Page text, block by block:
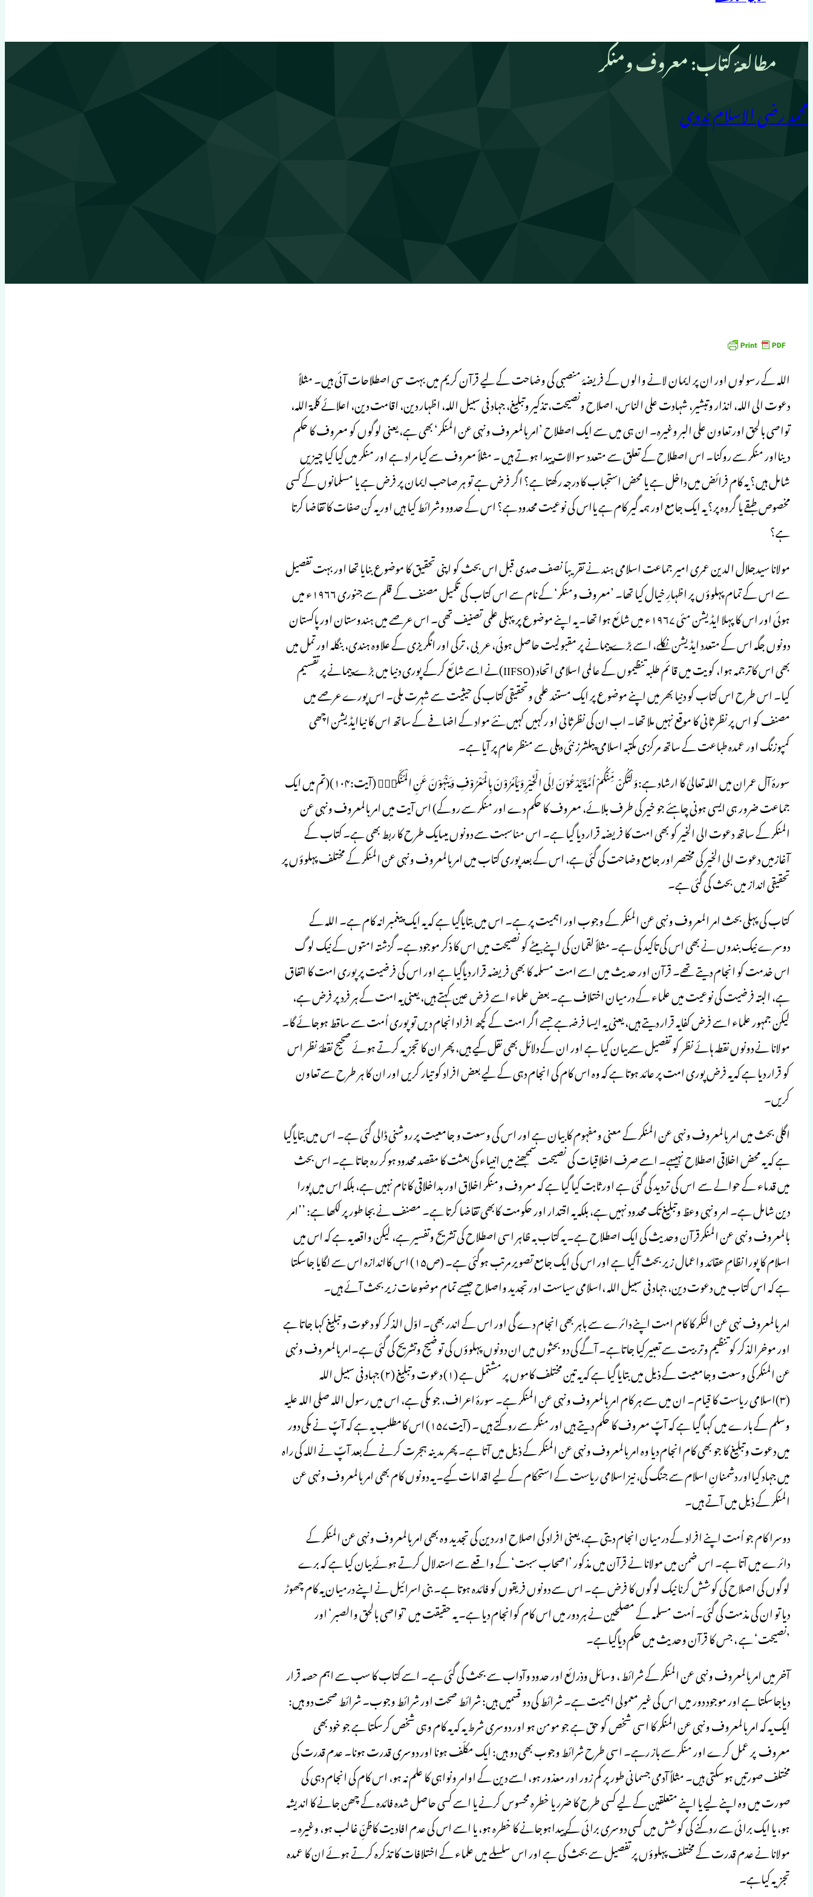
مطالعۂ کتاب: معروف ومنکر
محمد رضی الاسلام ندوی
اللہ کے رسولوں اور ان پر ایمان لانے والوں کے فریضۂ منصبی کی وضاحت کے لیے قرآن کریم میں بہت سی اصطلاحات آئی ہیں۔ مثلاً
دعوت الی اللہ، انذار وتبشیر، شہادت علی الناس، اصلاح ونصیحت، تذکیر وتبلیغ، جہاد فی سبیل اللہ، اظہار دین، اقامت دین، اعلائے کلمۃ اللہ،
تواصی بالحق اور تعاون علی البر وغیرہ۔ ان ہی میں سے ایک اصطلاح ’امر بالمعروف ونہی عن المنکر‘ بھی ہے، یعنی لوگوں کو معروف کا حکم
دینااور منکر سے روکنا۔ اس اصطلاح کے تعلق سے متعدد سوالات پیدا ہوتے ہیں ۔ مثلاً معروف سے کیا مراد ہے اور منکر میں کیا کیا چیزیں
شامل ہیں؟ یہ کام فرائض میں داخل ہے یا محض استحباب کا درجہ رکھتا ہے؟ اگر فرض ہے تو ہر صاحب ایمان پر فرض ہے یا مسلمانوں کے کسی
مخصوص طبقے یا گروہ پر؟ یہ ایک جامع اور ہمہ گیر کام ہے یااس کی نوعیت محدود ہے؟ اس کے حدود وشرائط کیا ہیں اور یہ کن صفات کا تقاضا کرتا
ہے؟
مولانا سیدجلال الدین عمری امیر جماعت اسلامی ہند نے تقریباً نصف صدی قبل اس بحث کو اپنی تحقیق کا موضوع بنایا تھا اور بہت تفصیل
سے اس کے تمام پہلوؤں پر اظہارِ خیال کیا تھا۔ ’معروف ومنکر‘ کے نام سے اس کتاب کی تکمیل مصنف کے قلم سے جنوری ۱۹۶۶ء میں
ہوئی اور اس کا پہلا ایڈیشن مئی ۱۹۶۷ء میں شائع ہوا تھا۔ یہ اپنے موضوع پر پہلی علمی تصنیف تھی۔ اس عرصے میں ہندوستان اور پاکستان
دونوں جگہ اس کے متعدد ایڈیشن نکلے، اسے بڑے پیمانے پر مقبولیت حاصل ہوئی، عربی ، ترکی اور انگریزی کے علاوہ ہندی، بنگلہ اور تمل میں
بھی اس کاترجمہ ہوا، کویت میں قائم طلبہ تنظیموں کے عالمی اسلامی اتحاد (IIFSO)نے اسے شائع کرکے پوری دنیا میں بڑے پیمانے پر تقسیم
کیا۔ اس طرح اس کتاب کو دنیا بھر میں اپنے موضوع پر ایک مستند علمی وتحقیقی کتاب کی حیثیت سے شہرت ملی۔ اس پورے عرصے میں
مصنف کو اس پر نظر ثانی کا موقع نہیں ملا تھا۔ اب ان کی نظرثانی او رکہیں کہیں نئے مواد کے اضافے کے ساتھ اس کا نیاایڈیشن اچھی
کمپوزنگ اور عمدہ طباعت کے ساتھ مرکزی مکتبہ اسلامی پبلشرز نئی دہلی سے منظر عام پر آیا ہے۔
سورۂ آل عمران میں اللہ تعالیٰ کا ارشاد ہے:وَلْتَكُنْ مِّنْكُمْ اُمَّۃٌ يَّدْعُوْنَ اِلَى الْخَيْرِ وَيَاْمُرُوْنَ بِالْمَعْرُوْفِ وَيَنْہَوْنَ عَنِ الْمُنْكَرِۭ (آیت:۱۰۴)(تم میں ایک
جماعت ضرور ہی ایسی ہونی چاہئے جو خیر کی طرف بلائے، معروف کا حکم دے اور منکر سے روکے) اس آیت میں امر بالمعروف ونہی عن
المنکر کے ساتھ دعوت الی الخیر کو بھی امت کا فریضہ قرار دیا گیا ہے۔ اس مناسبت سے دونوں میںایک طرح کا ربط بھی ہے۔ کتاب کے
آغازمیں دعوت الی الخیر کی مختصر اور جامع وضاحت کی گئی ہے، اس کے بعد پوری کتاب میں امر بالمعروف ونہی عن المنکر کے مختلف پہلوؤں پر
تحقیقی انداز میں بحث کی گئی ہے۔
کتاب کی پہلی بحث امر المعروف ونہی عن المنکر کے وجوب اور اہمیت پر ہے۔ اس میں بتایاگیا ہے کہ یہ ایک پیغمبر انہ کام ہے۔ اللہ کے
دوسرے نیک بندوں نے بھی اس کی تاکید کی ہے۔ مثلاً لقمان کی اپنے بیٹے کو نصیحت میں اس کا ذکر موجود ہے۔ گزشتہ امتوں کے نیک لوگ
اس خدمت کو انجام دیتے تھے۔ قرآن اور حدیث میں اسے امت مسلمہ کا بھی فریضہ قرار دیاگیا ہے اور اس کی فرضیت پر پوری امت کا اتفاق
ہے، البتہ فرضیت کی نوعیت میں علماء کے درمیان اختلاف ہے۔ بعض علماء اسے فرض عین کہتے ہیں، یعنی یہ امت کے ہر فرد پر فرض ہے،
لیکن جمہور علماء اسے فرض کفایہ قرار دیتے ہیں، یعنی یہ ایسا فرضـ ہے جسے اگر امت کے کچھ افراد انجام دیں تو پوری اُمت سے ساقط ہوجائے گا۔
مولانا نے دونوں نقطہ ہائے نظر کو تفصیل سے بیان کیا ہے اور ان کے دلائل بھی نقل کیے ہیں، پھر ان کا تجزیہ کرتے ہوئے صحیح نقطۂ نظر اس
کو قرار دیا ہے کہ یہ فرض پوری امت پر عائد ہوتا ہے کہ وہ اس کام کی انجام دہی کے لیے بعض افراد کو تیار کریں اور ان کا ہر طرح سے تعاون
کریں۔
اگلی بحث میں امر بالمعروف ونہی عن المنکر کے معنی ومفہوم کابیان ہے اور اس کی وسعت و جامعیت پر روشنی ڈالی گئی ہے۔ اس میں بتایاگیا
ہے کہ یہ محض اخلاقی اصطلاح نہیںہے۔ اسے صرف اخلاقیات کی نصیحت سمجھنے میں انبیاء کی بعثت کا مقصد محدود ہوکر رہ جاتا ہے۔ اس بحث
میں قدماء کے حوالے سے اس کی تردید کی گئی ہے اور ثابت کیا گیا ہے کہ معروف ومنکر اخلاق اور بداخلاقی کا نام نہیں ہے، بلکہ اس میں پورا
دین شامل ہے۔ امر ونہی وعظ وتبلیغ تک محدود نہیں ہے، بلکہ یہ اقتدار اور حکومت کابھی تقاضا کرتا ہے۔ مصنف نے بجا طور پر لکھا ہے: ’’امر
بالمعروف ونہی عن المنکرقرآن وحدیث کی ایک اصطلاح ہے۔ یہ کتاب بہ ظاہر اسی اصطلاح کی تشریح وتفسیر ہے، لیکن واقعہ یہ ہے کہ اس میں
اسلام کا پورا نظامِ عقائد واعمال زیر بحث آگیا ہے اور اس کی ایک جامع تصویر مرتب ہوگئی ہے۔ (ص۱۵) اس کااندازہ اس سے لگایا جاسکتا
ہے کہ اس کتاب میں دعوت دین، جہاد فی سبیل اللہ ،اسلامی سیاست اور تجدید واصلاح جیسے تمام موضوعات زیر بحث آئے ہیں۔
امربالمعروف نہی عن النکر کا کام امت اپنے دائرے سے باہر بھی انجام دے گی اور اس کے اندر بھی۔ اوّل الذکر کو دعوت و تبلیغ کہا جاتا ہے
اور موخرالذکر کو تنظیم وتربیت سے تعبیر کیا جاتاہے۔ آگے کی دو بحثوں میں ان دونوں پہلوؤں کی توضیح وتشریح کی گئی ہے۔امربالمعروف ونہی
عن المنکر کی وسعت وجامعیت کے ذیل میں بتایا گیا ہے کہ یہ تین مختلف کاموں پر مشتمل ہے (۱) دعوت وتبلیغ (۲) جہاد فی سبیل اللہ
(۳)اسلامی ریاست کا قیام۔ ان میں سے ہر کام امر بالمعروف ونہی عن المنکر ہے۔ سورۂ اعراف، جو مکی ہے، اس میں رسول اللہ صلی اللہ علیہ
وسلم کے بارے میں کہا گیا ہے کہ آپؐ معروف کا حکم دیتے ہیں اور منکر سے روکتے ہیں ۔ (آیت۱۵۷) اس کامطلب یہ ہے کہ آپؐ نے مکی دور
میں دعوت وتبلیغ کا جو بھی کام انجام دیا وہ امر بالمعروف ونہی عن المنکر کے ذیل میں آتا ہے۔ پھر مدینہ ہجرت کرنے کے بعد آپؐ نے اللہ کی راہ
میں جہاد کیااور دشمنانِ اسلام سے جنگ کی، نیز اسلامی ریاست کے استحکام کے لیے اقدامات کیے۔ یہ دونوں کام بھی امر بالمعروف ونہی عن
المنکر کے ذیل میں آتے ہیں۔
دوسرا کام جو اُمت اپنے افراد کے درمیان انجام دیتی ہے، یعنی افراد کی اصلاح اور دین کی تجدید وہ بھی امر بالمعروف ونہی عن المنکر کے
دائرے میں آتا ہے۔ اس ضمن میں مولانا نے قرآن میں مذکور ’اصحاب سبت‘ کے واقعے سے استدلال کرتے ہوئے بیان کیا ہے کہ برے
لوگوں کی اصلاح کی کوشش کرنا نیک لوگوں کا فرض ہے۔ اس سے دونوں فریقوں کو فائدہ ہوتا ہے۔ بنی اسرائیل نے اپنے درمیان یہ کام چھوڑ
دیا تو ان کی مذمت کی گئی۔ اُمت مسلمہ کے مصلحین نے ہر دور میں اس کام کوانجام دیا ہے۔ یہ حقیقت میں ’تواصی بالحق والصبر‘ اور
’نصیحت‘ ہے ، جس کا قرآن وحدیث میں حکم دیاگیاہے۔
آخر میں امر بالمعروف ونہی عن المنکر کے شرائط ، وسائل وذرائع اور حدود وآداب سے بحث کی گئی ہے۔ اسے کتاب کا سب سے اہم حصہ قرار
دیاجاسکتا ہے اور موجود دور میں اس کی غیر معمولی اہمیت ہے۔ شرائط کی دو قسمیں ہیں: شرائط صحت اور شرائط وجوب۔ شرائط صحت دو ہیں:
ایک یہ کہ امر بالمعروف ونہی عن المنکر کا اسی شخص کو حق ہے جو مومن ہو اور دوسری شرط یہ کہ یہ کام وہی شخص کرسکتا ہے جو خود بھی
معروف پر عمل کرے اور منکر سے باز رہے۔ اسی طرح شرائط وجوب بھی دو ہیں: ایک مکلّف ہونا اور دوسری قدرت ہونا۔ عدم قدرت کی
مختلف صورتیں ہوسکتی ہیں۔ مثلاً آدمی جسمانی طور پر کم زور اور معذور ہو، اسے دین کے اوامر ونواہی کا علم نہ ہو، اس کام کی انجام دہی کی
صورت میں وہ اپنے لیے یا اپنے متعلقین کے لیے کسی طرح کا ضرر یا خطرہ محسوس کرنے یا اسے کسی حاصل شدہ فائدہ کے چھن جانے کا اندیشہ
ہو، یا ایک برائی سے روکنے کی کوشش میں کسی دوسری برائی کے پیداہوجانے کا خطرہ ہو، یا اسے اس کی عدم افادیت کاظنِّ غالب ہو، وغیرہ ۔
مولانا نے عدم قدرت کے مختلف پہلوؤں پر تفصیل سے بحث کی ہے اور اس سلسلے میں علماء کے اختلافات کا تذکرہ کرتے ہوئے ان کا عمدہ
تجزیہ کیاہے۔